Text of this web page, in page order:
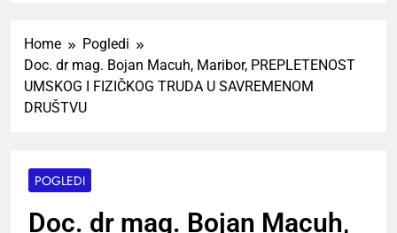
Home
Pogledi
Doc. dr mag. Bojan Macuh, Maribor, PREPLETENOST
UMSKOG I FIZIČKOG TRUDA U SAVREMENOM
DRUŠTVU
POGLEDI
Doc. dr mag. Bojan Macuh,